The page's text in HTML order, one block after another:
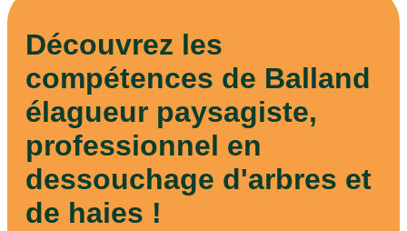
Découvrez les
compétences de Balland
élagueur paysagiste,
professionnel en
dessouchage d'arbres et
de haies !